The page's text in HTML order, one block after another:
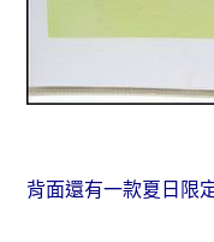
背面還有一款夏日限